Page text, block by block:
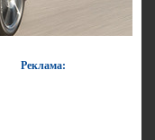
Реклама: